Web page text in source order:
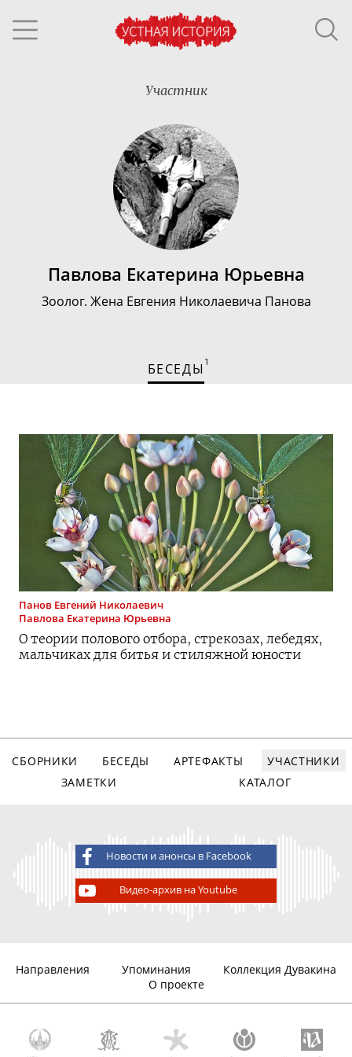
Участник
Павлова Екатерина Юрьевна
Зоолог. Жена Евгения Николаевича Панова
БЕСЕДЫ 1
Панов Евгений Николаевич
Павлова Екатерина Юрьевна
О теории полового отбора, стрекозах, лебедях,
мальчиках для битья и стиляжной юности
СБОРНИКИ БЕСЕДЫ АРТЕФАКТЫ
УЧАСТНИКИ
ЗАМЕТКИ
КАТАЛОГ
Новости и анонсы в Facebook
Видео-архив на Youtube
Направления Упоминания
Коллекция Дувакина
О проекте